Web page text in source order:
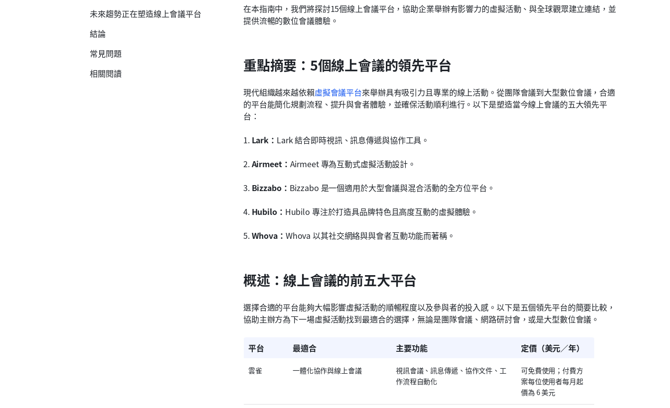
在本指南中，我們將探討15個線上會議平台，協助企業舉辦有影響力的虛擬活動、與全球觀眾建立連結，並
提供流暢的數位會議體驗。
重點摘要：5個線上會議的領先平台
現代組織越來越依賴虛擬會議平台來舉辦具有吸引力且專業的線上活動。從團隊會議到大型數位會議，合適
的平台能簡化規劃流程、提升與會者體驗，並確保活動順利進行。以下是塑造當今線上會議的五大領先平
台：
1. Lark： Lark 結合即時視訊、訊息傳遞與協作工具。
2. Airmeet： Airmeet 專為互動式虛擬活動設計。
3. Bizzabo： Bizzabo 是一個適用於大型會議與混合活動的全方位平台。
4. Hubilo： Hubilo 專注於打造具品牌特色且高度互動的虛擬體驗。
5. Whova： Whova 以其社交網絡與與會者互動功能而著稱。
概述：線上會議的前五大平台
選擇合適的平台能夠大幅影響虛擬活動的順暢程度以及參與者的投入感。以下是五個領先平台的簡要比較，
協助主辦方為下一場虛擬活動找到最適合的選擇，無論是團隊會議、網路研討會，或是大型數位會議。
平台 最適合 主要功能 定價（美元／年）
雲雀 一體化協作與線上會議
視訊會議、訊息傳遞、協作文件、工
作流程自動化
可免費使用；付費方
案每位使用者每月起
價為 6 美元
未來趨勢正在塑造線上會議平台
結論
常見問題
相關閱讀